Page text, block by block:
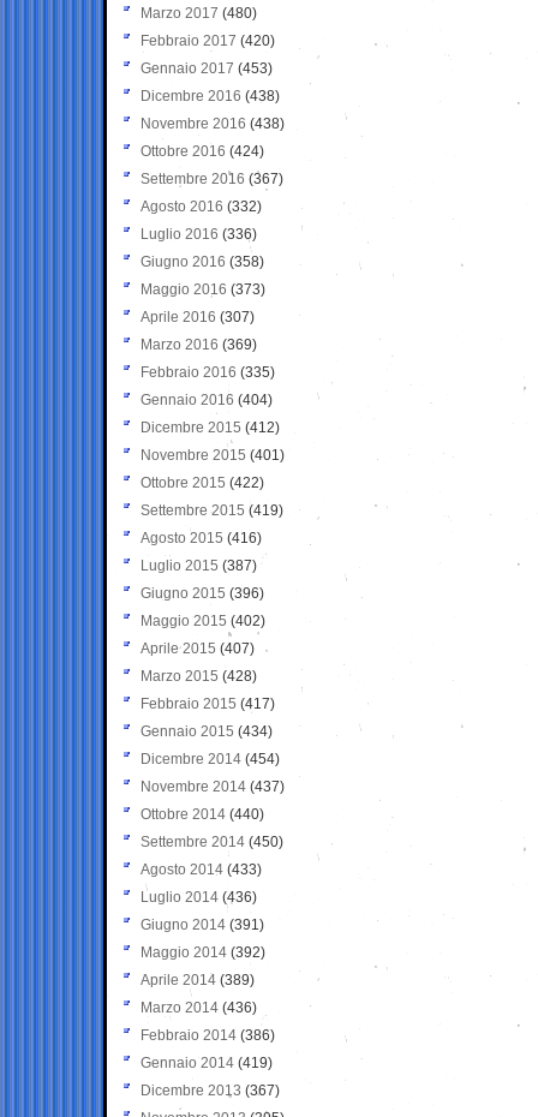
Marzo 2017 (480)
Febbraio 2017 (420)
Gennaio 2017 (453)
Dicembre 2016 (438)
Novembre 2016 (438)
Ottobre 2016 (424)
Settembre 2016 (367)
Agosto 2016 (332)
Luglio 2016 (336)
Giugno 2016 (358)
Maggio 2016 (373)
Aprile 2016 (307)
Marzo 2016 (369)
Febbraio 2016 (335)
Gennaio 2016 (404)
Dicembre 2015 (412)
Novembre 2015 (401)
Ottobre 2015 (422)
Settembre 2015 (419)
Agosto 2015 (416)
Luglio 2015 (387)
Giugno 2015 (396)
Maggio 2015 (402)
Aprile 2015 (407)
Marzo 2015 (428)
Febbraio 2015 (417)
Gennaio 2015 (434)
Dicembre 2014 (454)
Novembre 2014 (437)
Ottobre 2014 (440)
Settembre 2014 (450)
Agosto 2014 (433)
Luglio 2014 (436)
Giugno 2014 (391)
Maggio 2014 (392)
Aprile 2014 (389)
Marzo 2014 (436)
Febbraio 2014 (386)
Gennaio 2014 (419)
Dicembre 2013 (367)